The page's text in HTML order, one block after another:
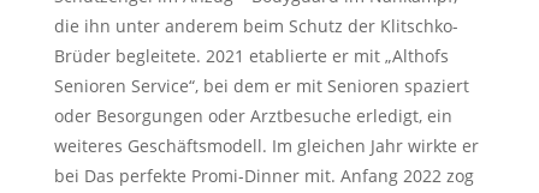
die ihn unter anderem beim Schutz der Klitschko-
Brüder begleitete. 2021 etablierte er mit „Althofs
Senioren Service“, bei dem er mit Senioren spaziert
oder Besorgungen oder Arztbesuche erledigt, ein
weiteres Geschäftsmodell. Im gleichen Jahr wirkte er
bei Das perfekte Promi-Dinner mit. Anfang 2022 zog